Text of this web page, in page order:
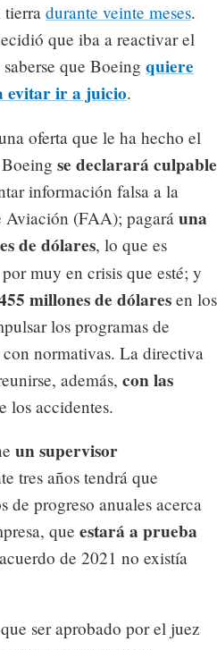
tierradurante veinte meses.
que iba a reactivar el
que Boeing quiere
evitar ir a juicio.
oferta que le ha hecho el
se declarará culpable
información falsa a la
Aviación (FAA); pagará una
de dólares, lo que es
muy en crisis que esté; y
millones de dólares en los
los programas de
normativas. La directiva
además, con las
los accidentes.
un supervisor
tres años tendrá que
de progreso anuales acerca
que estará a prueba
de 2021 no existía
ser aprobado por el juez